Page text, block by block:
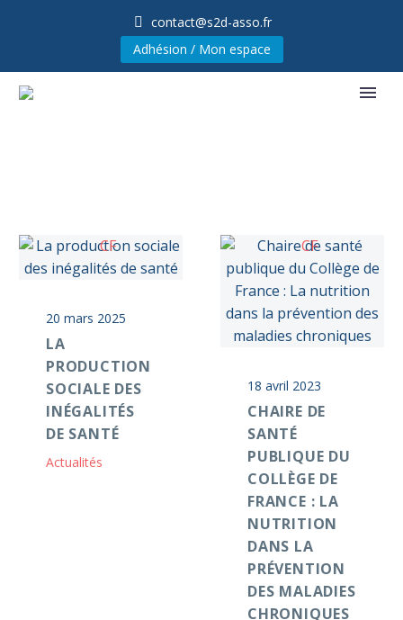
contact@s2d-asso.fr
Adhésion / Mon espace
20 mars 2025
LA
PRODUCTION
SOCIALE DES
INÉGALITÉS
DE SANTÉ
Actualités
18 avril 2023
CHAIRE DE
SANTÉ
PUBLIQUE DU
COLLÈGE DE
FRANCE : LA
NUTRITION
DANS LA
PRÉVENTION
DES MALADIES
CHRONIQUES